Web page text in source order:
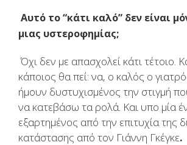
Αυτό το “κάτι καλό” δεν είναι
μιας υστεροφημίας;
Όχι δεν με απασχολεί κάτι
κάποιος θα πεί: να, ο καλός ο
ήμουν δυστυχισμένος την στιγμή
να κατεβάσω τα ρολά. Και υπο μία
εξαρτημένος από την επιτυχία της
κατάστασης από τον Γιάννη Γκέγκε.